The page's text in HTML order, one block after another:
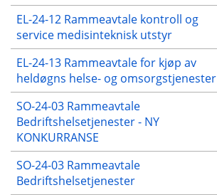
EL-24-12 Rammeavtale kontroll og
service medisinteknisk utstyr
EL-24-13 Rammeavtale for kjøp av
heldøgns helse- og omsorgstjenester
SO-24-03 Rammeavtale
Bedriftshelsetjenester - NY
KONKURRANSE
SO-24-03 Rammeavtale
Bedriftshelsetjenester